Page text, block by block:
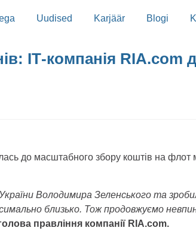
Uudised Karjäär Blogi
ІТ-компанія RIA.com
до масштабного збору коштів на флот
Володимира Зеленського та
близько. Тож продовжуємо
правління компанії RIA.com.